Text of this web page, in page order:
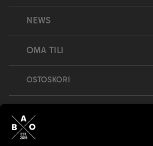
NEWS
OMA TILI
OSTOSKORI
Bull’s All Out is social –